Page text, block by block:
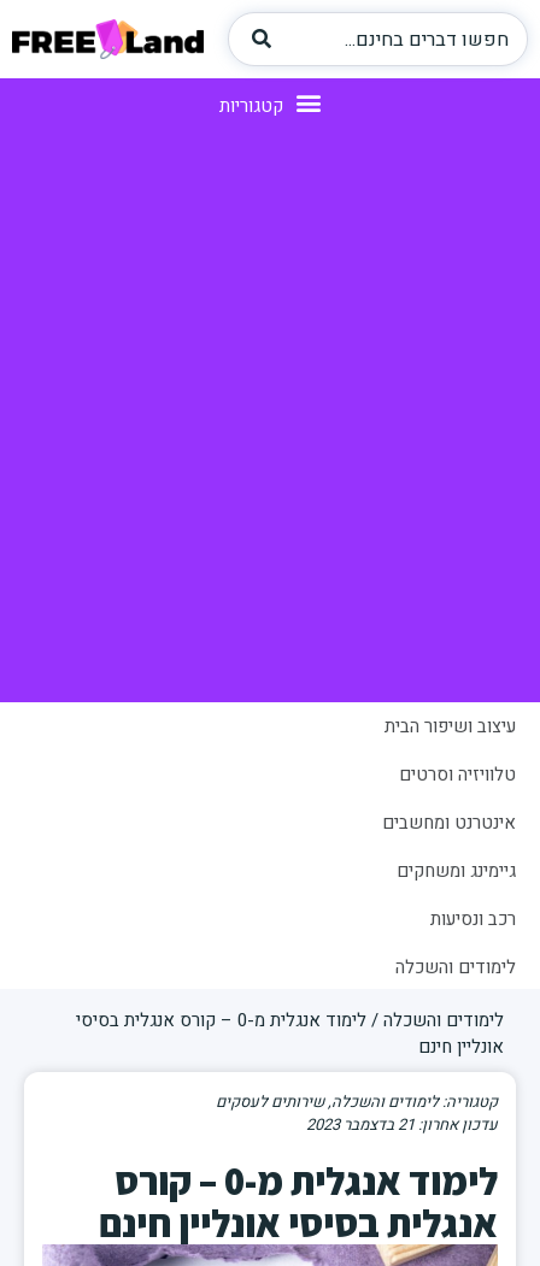
עיצוב ושיפור הבית
טלוויזיה וסרטים
אינטרנט ומחשבים
גיימינג ומשחקים
רכב ונסיעות
לימודים והשכלה
לימודים והשכלה/
לימוד אנגלית מ-0 – קורס אנגלית בסיסי
אונליין חינם
קטגוריה: לימודים והשכלה,שירותים לעסקים
לימוד אנגלית מ-0 – קורס
אנגלית בסיסי אונליין חינם